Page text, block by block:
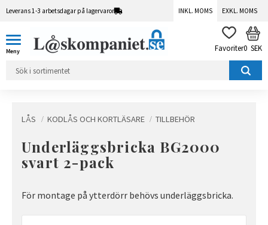
Leverans 1-3 arbetsdagar på lagervaror INKL. MOMS EXKL. MOMS
FAVORITER
0 SEK
LÅS KODLÅS OCH KORTLÄSARE TILLBEHÖR
Underläggsbricka BG2000
svart 2-pack
För montage på ytterdörr behövs underläggsbricka.